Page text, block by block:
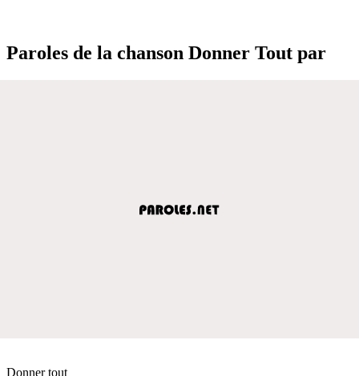
Paroles de la chanson Donner Tout par
Donner tout